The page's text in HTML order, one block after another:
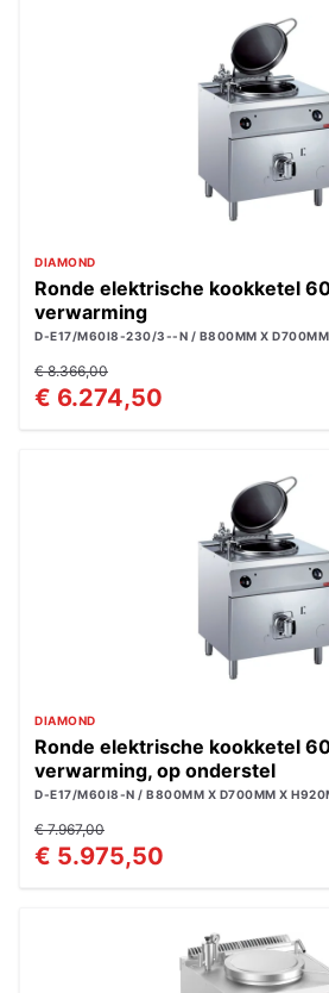
DIAMOND
Ronde elektrische kookketel
verwarming
D-E17/M60I8-230/3--N / B800MM X
€ 8.366,00
€ 6.274,50
DIAMOND
Ronde elektrische kookketel
verwarming, op onderstel
D-E17/M60I8-N / B800MM X D700MM X
€ 7.967,00
€ 5.975,50